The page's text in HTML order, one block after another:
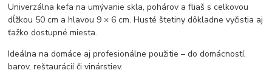
Univerzálna kefa na umývanie skla, pohárov a fliaš s celkovou
dĺžkou 50 cm a hlavou 9 × 6 cm. Husté štetiny dôkladne vyčistia aj
ťažko dostupné miesta.
Ideálna na domáce aj profesionálne použitie – do domácností,
barov, reštaurácií či vinárstiev.